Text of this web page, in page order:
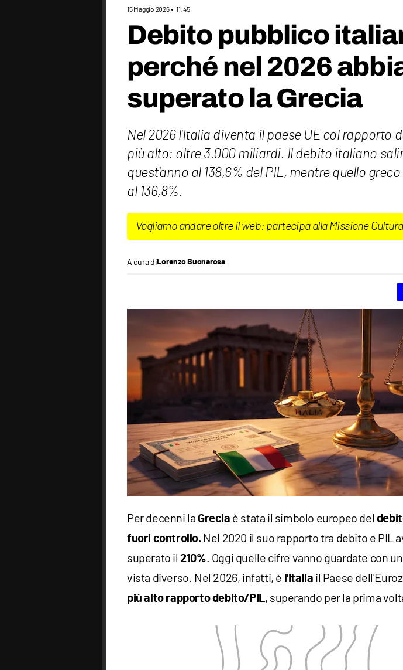
15 Maggio 2026 11:45
Debito pubblico
perché nel 2026
superato la Grecia
Nel 2026 l'Italia diventa il paese UE col rapporto
più alto: oltre 3.000 miliardi. Il debito italiano
quest'anno al 138,6% del PIL, mentre quello
al 136,8%.
Vogliamo andare oltre il web: partecipa alla Missione Cultura
A cura diLorenzo Buonarosa
Per decenni la Grecia è stata il simbolo europeo del
fuori controllo.Nel 2020 il suo rapporto tra debito e PIL
superato il 210%. Oggi quelle cifre vanno guardate con
vista diverso. Nel 2026, infatti, è l'Italia il Paese
più alto rapporto debito/PIL, superando per la prima